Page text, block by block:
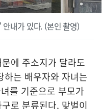
내가 있다. (본인 촬영)
에 주소지가 달라도
는 배우자와 자녀는
를 기준으로 부모가
로 분류된다. 맞벌이